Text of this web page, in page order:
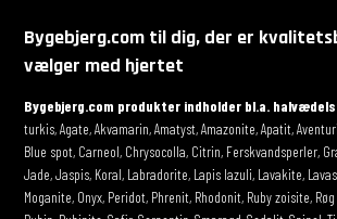
Bygebjerg.com til dig, der er
vælger med hjertet
Bygebjerg.com produkter indholder bl.a.
turkis, Agate, Akvamarin, Amatyst, Amazonite, Apatit,
Blue spot, Carneol, Chrysocolla, Citrin, Ferskvandsperler,
Jade, Jaspis, Koral, Labradorite, Lapis lazuli, Lavakite,
Moganite, Onyx, Peridot, Phrenit, Rhodonit, Ruby zoisite,